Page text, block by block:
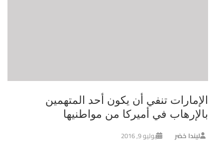
الإمارات تنفي أن يكون أحد المتهمين
بالإرهاب في أميركا من مواطنيها
ليندا خضر يوليو 9, 2016